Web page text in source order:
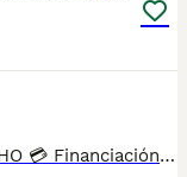
🐾 TECKEL MINI NEGRO Y FUEGO MACHO 💳 Financiación personalizada de 6 a 48 meses, con y sin intereses. En Tutty Pets Love trabajamos con pasión y responsabilidad para ofrecer cachorros sanos, equilibrados y criados en un entorno familiar. Te garantizamos: ✅ Vacunas correspondientes a su edad. ✅ Cartilla veterinaria. ✅ Desparasitación interna y externa. ✅ Pasaporte y microchip. ✅ Garantías víricas y congénitas. ✅ Contrato de compraventa sellado por la empresa. ✅ Envíos a toda la península (según kilometraje). ✅ Financiación adaptada a tus necesidades. 💕 Una compañera cariñosa, sociable y preparada para encontrar una familia que la quiera para toda la vida. 🌐 www.tuttypetslove.es 📩 Escríbenos por mensaje para recibir fotos, vídeos y toda la información sin compromiso. 🐶 Tutty Pets Love, donde nacen grandes compañeros.